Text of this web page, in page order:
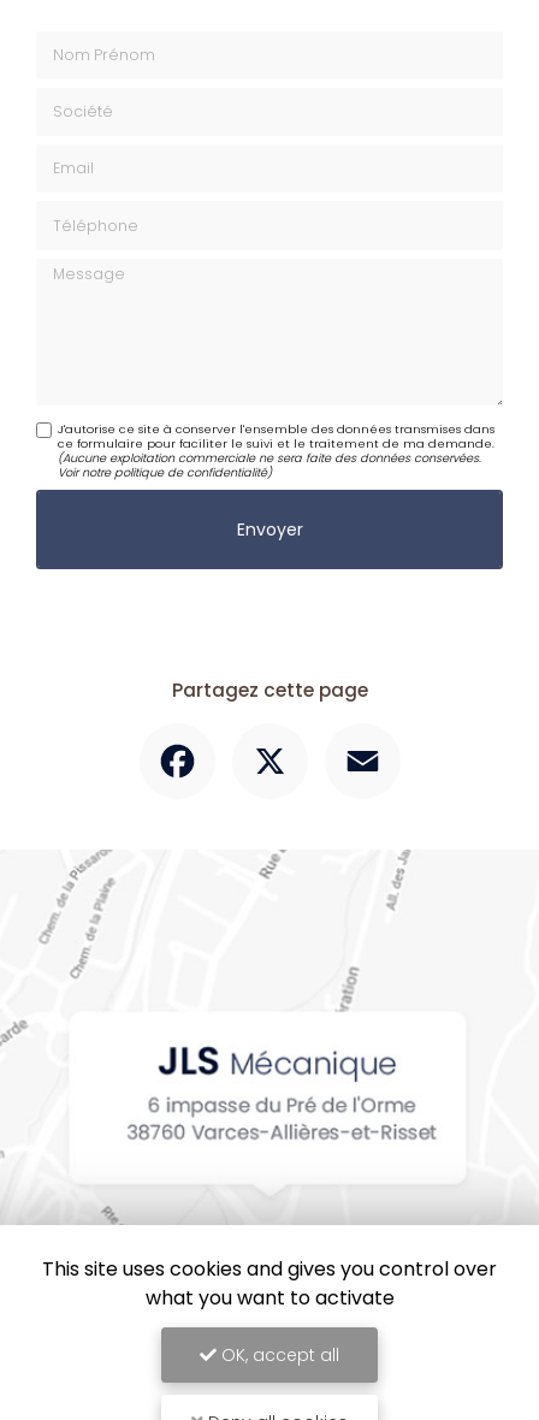
Message
J'autorise ce site à conserver l'ensemble des données transmises dans
ce formulaire pour faciliter le suivi et le traitement de ma demande.
(Aucune exploitation commerciale ne sera faite des données conservées.
Voir notrepolitique de confidentialité)
Partagez cette page
This site uses cookies and gives you control over
what you want to activate
OK, accept all